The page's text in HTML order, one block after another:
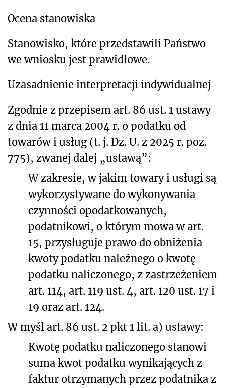
Ocena stanowiska
Stanowisko, które przedstawili Państwo
we wniosku jest prawidłowe.
Uzasadnienie interpretacji indywidualnej
Zgodnie z przepisem art. 86 ust. 1 ustawy
z dnia 11 marca 2004 r. o podatku od
towarów i usług (t. j. Dz. U. z 2025 r. poz.
775), zwanej dalej „ustawą”:
W zakresie, w jakim towary i usługi są
wykorzystywane do wykonywania
czynności opodatkowanych,
podatnikowi, o którym mowa w art.
15, przysługuje prawo do obniżenia
kwoty podatku należnego o kwotę
podatku naliczonego, z zastrzeżeniem
art. 114, art. 119 ust. 4, art. 120 ust. 17 i
19 oraz art. 124.
W myśl art. 86 ust. 2 pkt 1 lit. a) ustawy:
Kwotę podatku naliczonego stanowi
suma kwot podatku wynikających z
faktur otrzymanych przez podatnika z